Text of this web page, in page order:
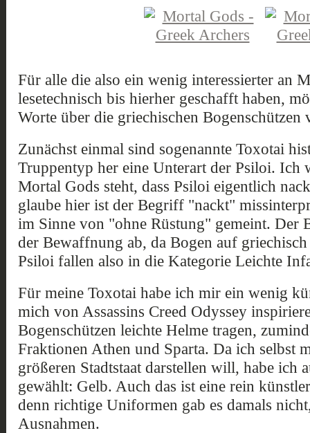
Für alle die also ein wenig interessierter an
lesetechnisch bis hierher geschafft haben,
Worte über die griechischen Bogenschützen
Zunächst einmal sind sogenannte Toxotai
Truppentyp her eine Unterart der Psiloi. Ich
Mortal Gods steht, dass Psiloi eigentlich
glaube hier ist der Begriff "nackt"
im Sinne von "ohne Rüstung" gemeint. Der
der Bewaffnung ab, da Bogen auf
Psiloi fallen also in die Kategorie Leichte
Für meine Toxotai habe ich mir ein wenig
mich von Assassins Creed Odyssey
Bogenschützen leichte Helme tragen,
Fraktionen Athen und Sparta. Da ich selbst
größeren Stadtstaat darstellen will, habe ich
gewählt: Gelb. Auch das ist eine rein
denn richtige Uniformen gab es damals
Ausnahmen.